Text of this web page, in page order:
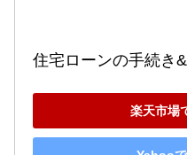
住宅ローンの手続き
楽天市場